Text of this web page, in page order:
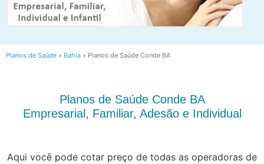
Planos de Saúde » Bahia » Planos de Saúde Conde BA
Planos de Saúde Conde BA
Empresarial, Familiar, Adesão e Individual
Aqui você pode cotar preço de todas as operadoras de